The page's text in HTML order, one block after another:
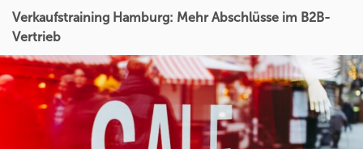
Verkaufstraining Hamburg: Mehr Abschlüsse im B2B-
Vertrieb